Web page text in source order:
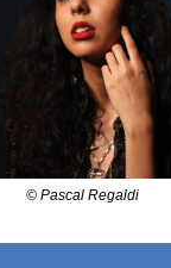
© Pascal Regaldi